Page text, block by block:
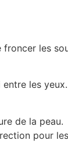
froncer les
les
de la peau.
pour